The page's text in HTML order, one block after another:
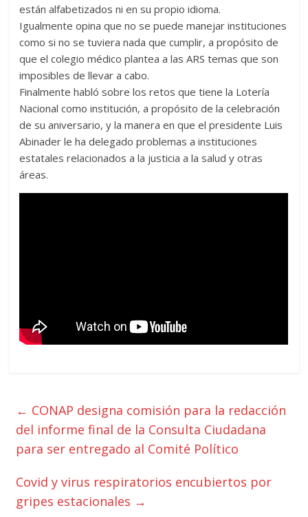
están alfabetizados ni en su propio idioma.
Igualmente opina que no se puede manejar instituciones
como si no se tuviera nada que cumplir, a propósito de
que el colegio médico plantea a las ARS temas que son
imposibles de llevar a cabo.
Finalmente habló sobre los retos que tiene la Lotería
Nacional como institución, a propósito de la celebración
de su aniversario, y la manera en que el presidente Luis
Abinader le ha delegado problemas a instituciones
estatales relacionados a la justicia a la salud y otras
áreas.
← CONAP designa comisión para la redacción
del informe final de la Consulta Ciudadana
para ser entregado al Comité Político
Covid y virus respiratorios encubiertos por
gripes estacionales →